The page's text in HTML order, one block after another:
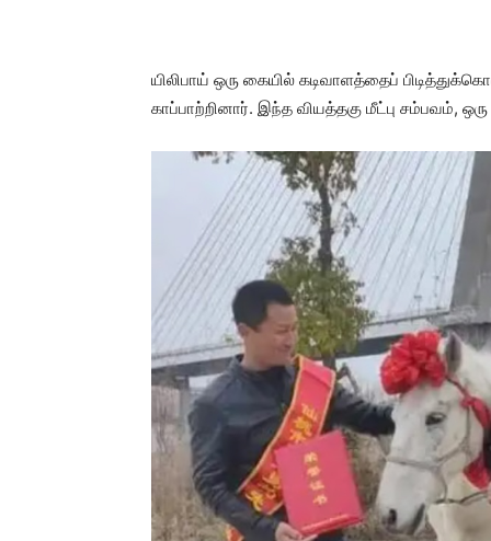
யிலிபாய் ஒரு கையில் கடிவாளத்தைப்
காப்பாற்றினார். இந்த வியத்தகு மீட்பு சம்பவம்,